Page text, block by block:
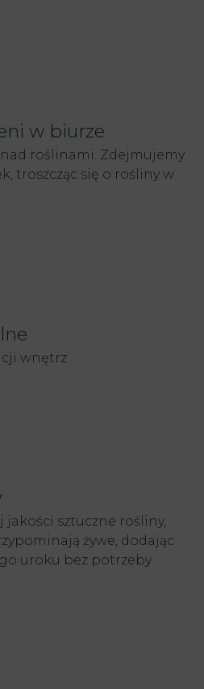
w biurze
roślinami. Zdejmujemy
troszcząc się o rośliny w
wnętrz
jakości sztuczne rośliny,
żywe, dodając
uroku bez potrzeby